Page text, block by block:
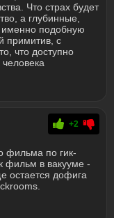
Что страх будет
а глубинные,
именно подобную
примитив, с
что доступно
+2
фильма по гик-
фильм в вакууме -
остается дофига